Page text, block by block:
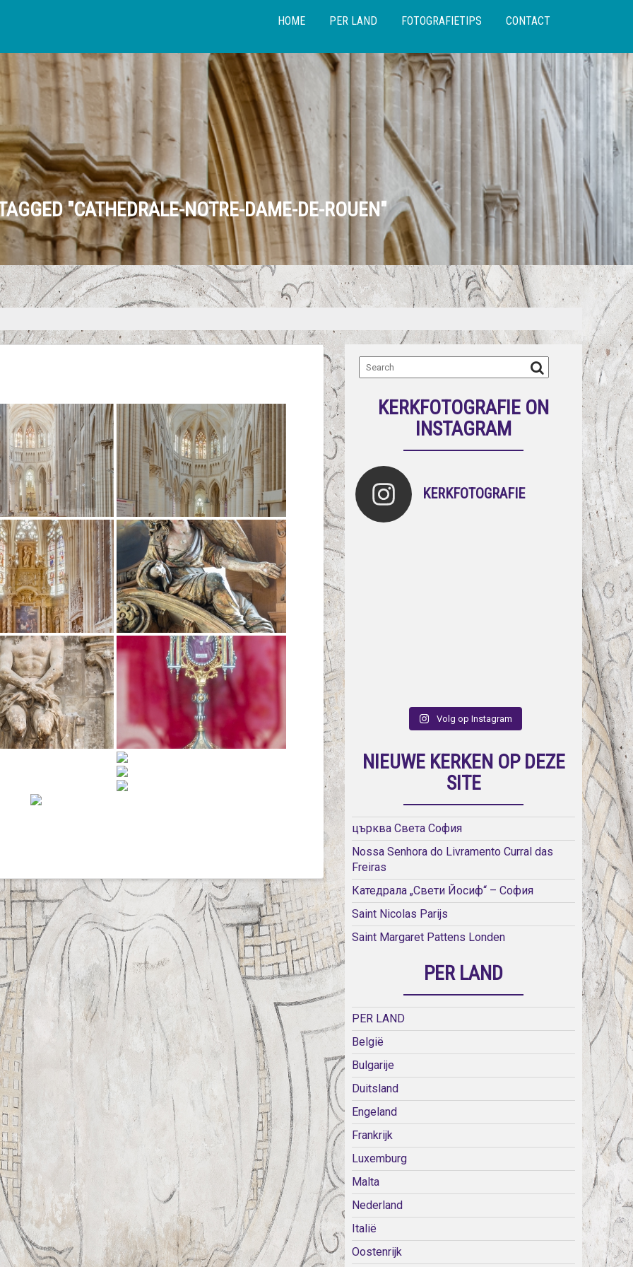
HOME PER LAND FOTOGRAFIETIPS CONTACT
"CATHEDRALE-NOTRE-DAME-DE-ROUEN"
KERKFOTOGRAFIE ON
INSTAGRAM
KERKFOTOGRAFIE
Volg op Instagram
NIEUWE KERKEN OP DEZE
SITE
църква Света София
Nossa Senhora do Livramento Curral das
Freiras
Катедрала „Свети Йосиф“ – София
Saint Nicolas Parijs
Saint Margaret Pattens Londen
PER LAND
PER LAND
België
Bulgarije
Duitsland
Engeland
Frankrijk
Luxemburg
Malta
Nederland
Italië
Oostenrijk